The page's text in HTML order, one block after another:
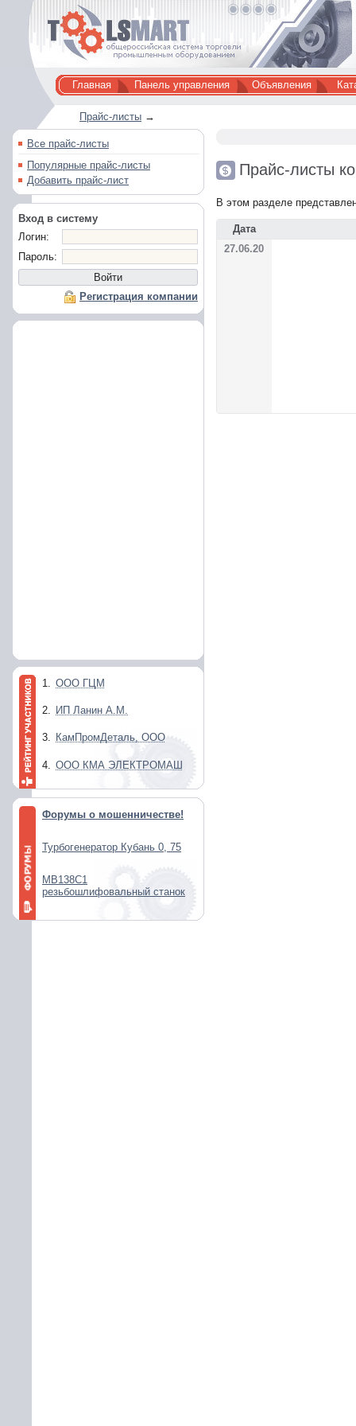
Главная Панель управления Объявления
Прайс-листы →
Все прайс-листы
Популярные прайс-листы
Добавить прайс-лист
Вход в систему
Логин:
Пароль:
Регистрация компании
1. ООО ГЦМ
2. ИП Ланин А.М.
3. КамПромДеталь, ООО
4. ООО КМА ЭЛЕКТРОМАШ
Форумы о мошенничестве!
Турбогенератор Кубань 0, 75
МВ138С1
резьбошлифовальный станок
Прайс-листы
В этом разделе
Дата
27.06.20